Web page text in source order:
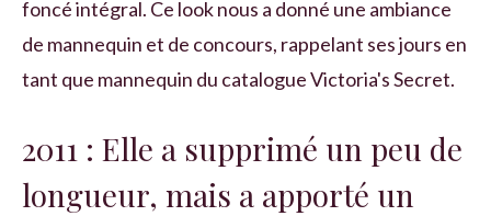
foncé intégral. Ce look nous a donné une ambiance
de mannequin et de concours, rappelant ses jours en
tant que mannequin du catalogue Victoria's Secret.
2011 : Elle a supprimé un peu de
longueur, mais a apporté un